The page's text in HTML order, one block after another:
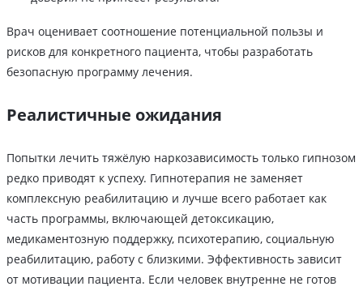
Врач оценивает соотношение потенциальной пользы и
рисков для конкретного пациента, чтобы разработать
безопасную программу лечения.
Реалистичные ожидания
Попытки лечить тяжёлую наркозависимость только гипнозом
редко приводят к успеху. Гипнотерапия не заменяет
комплексную реабилитацию и лучше всего работает как
часть программы, включающей детоксикацию,
медикаментозную поддержку, психотерапию, социальную
реабилитацию, работу с близкими. Эффективность зависит
от мотивации пациента. Если человек внутренне не готов